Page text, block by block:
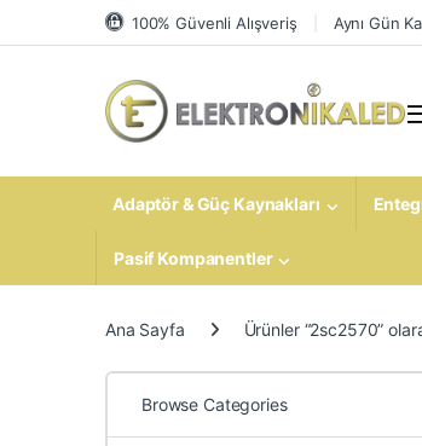
Skip to navigation
Skip to content 100% Güvenli Alışveriş Aynı Gün
Adaptör & Güç Kaynakları
Pasif Kompanentler
Ana Sayfa Ürünler “2sc2570”
Browse Categories